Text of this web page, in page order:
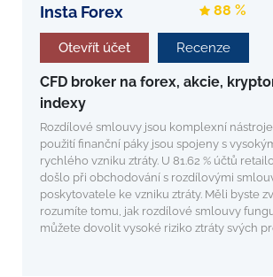
Insta Forex 88 %
Otevřít účet Recenze
CFD broker na forex, akcie,
indexy
Rozdílové smlouvy jsou komplexní
použití finanční páky jsou spojeny s
rychlého vzniku ztráty. U 81.62 % účtů
došlo při obchodování s rozdílovými
poskytovatele ke vzniku ztráty. Měli byste
rozumíte tomu, jak rozdílové smlouvy
můžete dovolit vysoké riziko ztráty svých